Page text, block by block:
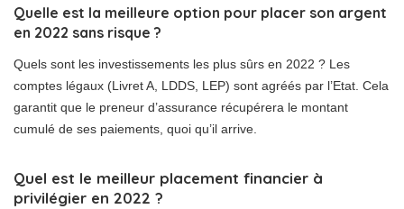
Quelle est la meilleure option pour placer son argent
en 2022 sans risque ?
Quels sont les investissements les plus sûrs en 2022 ? Les
comptes légaux (Livret A, LDDS, LEP) sont agréés par l’Etat. Cela
garantit que le preneur d’assurance récupérera le montant
cumulé de ses paiements, quoi qu’il arrive.
Quel est le meilleur placement financier à
privilégier en 2022 ?